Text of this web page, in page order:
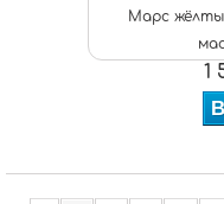
Марс
1